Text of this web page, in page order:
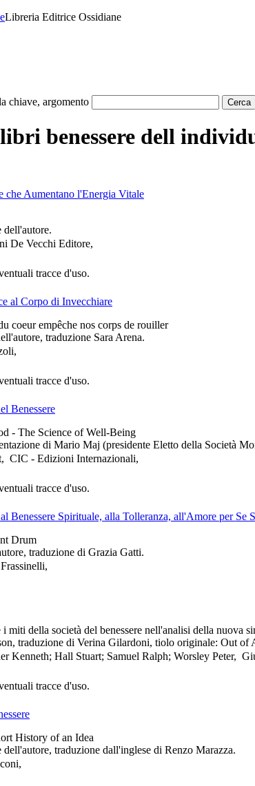
Libreria Editrice Ossidiane
chiave, argomento
benessere dell
che Aumentano l'Energia Vitale
dell'autore.
De Vecchi Editore,
tracce d'uso.
al Corpo di Invecchiare
coeur empêche nos corps de rouiller
traduzione Sara Arena.
tracce d'uso.
Benessere
- The Science of Well-Being
di Mario Maj (presidente Eletto della Società
CIC - Edizioni Internazionali,
tracce d'uso.
Benessere Spirituale, alla Tolleranza, all'Amore per Se
Drum
traduzione di Grazia Gatti.
miti della società del benessere nell'analisi della nuova
traduzione di Verina Gilardoni, tiolo originale: Out of
Kenneth; Hall Stuart; Samuel Ralph; Worsley Peter,
tracce d'uso.
History of an Idea
traduzione dall'inglese di Renzo Marazza.